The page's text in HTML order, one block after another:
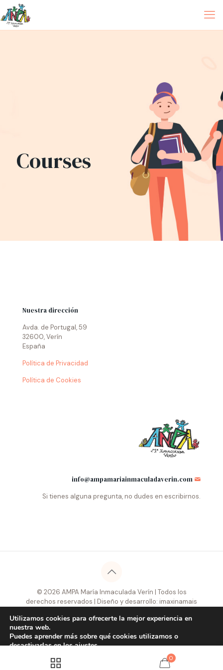
Courses
Nuestra dirección
Avda. de Portugal, 59
32600, Verín
España
Política de Privacidad
Política de Cookies
info@ampamariainmaculadaverin.com
Si tienes alguna pregunta, no dudes en escribirnos.
© 2026 AMPA María Inmaculada Verín | Todos los
derechos reservados | Diseño y desarrollo: imaxinamais
0
Utilizamos cookies para ofrecerte la mejor experiencia en
nuestra web.
Puedes aprender más sobre qué cookies utilizamos o
desactivarlas en losajustes.